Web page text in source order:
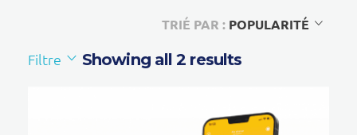
TRIÉ PAR : POPULARITÉ
Filtre Showing all 2 results